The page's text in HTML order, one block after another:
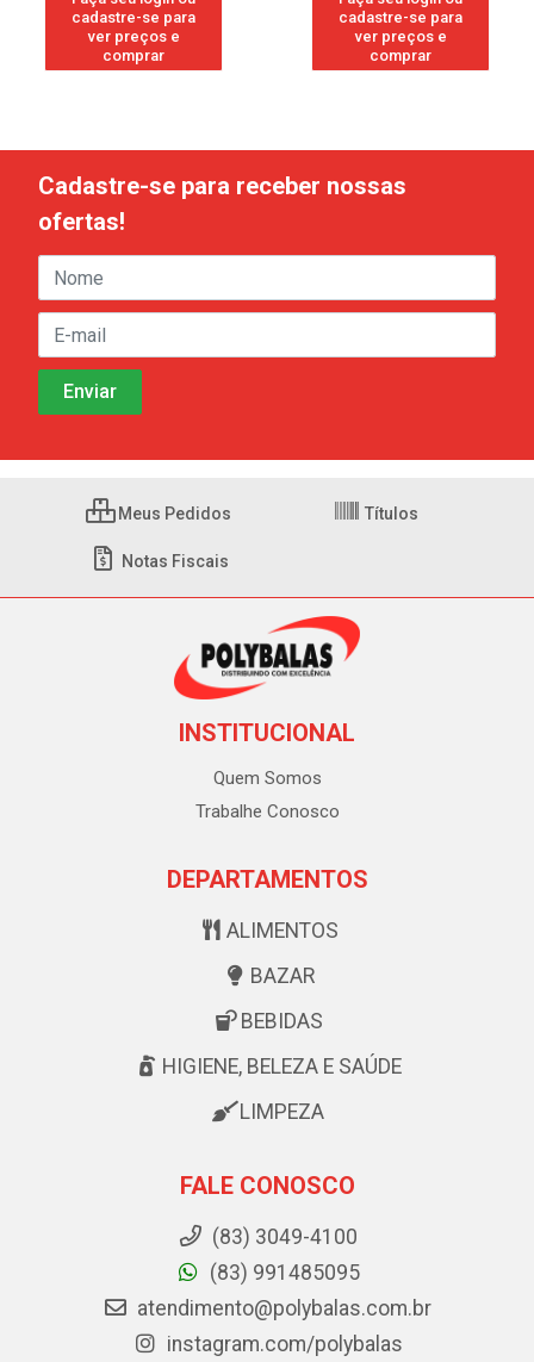
cadastre-se para
ver preços e
comprar
cadastre-se para
ver preços e
comprar
Cadastre-se para receber nossas
ofertas!
Meus Pedidos Títulos
Notas Fiscais
INSTITUCIONAL
Quem Somos
Trabalhe Conosco
DEPARTAMENTOS
ALIMENTOS
BAZAR
BEBIDAS
HIGIENE, BELEZA E SAÚDE
LIMPEZA
FALE CONOSCO
(83) 3049-4100
(83) 991485095
atendimento@polybalas.com.br
instagram.com/polybalas